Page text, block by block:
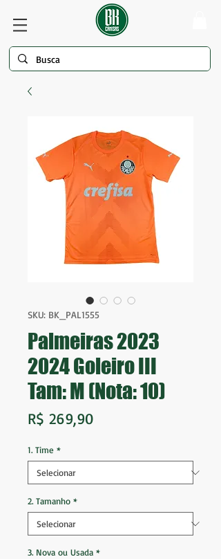
SKU: BK_PAL1555
Palmeiras 2023
2024 Goleiro III
Tam: M (Nota: 10)
R$ 269,90Preço
1. Time *
2. Tamanho *
3. Nova ou Usada *